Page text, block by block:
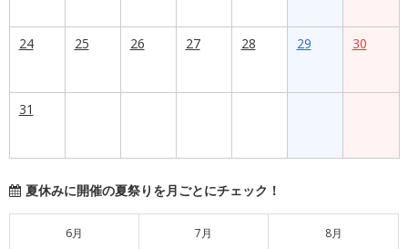
24 25 26 27 28 29 30
31
夏休みに開催の夏祭りを月ごとにチェック！
6月 7月 8月